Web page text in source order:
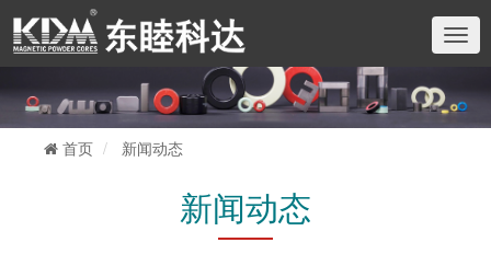
切
换
航
首页
新闻动态
新闻动态